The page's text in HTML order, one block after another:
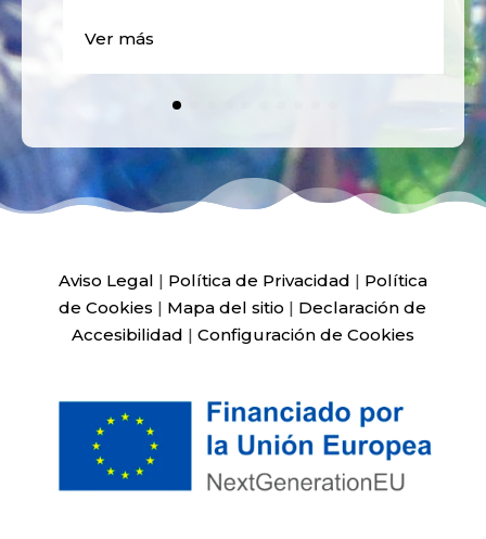
Ver más
Aviso Legal | Política de Privacidad | Política
de Cookies | Mapa del sitio | Declaración de
Accesibilidad | Configuración de Cookies